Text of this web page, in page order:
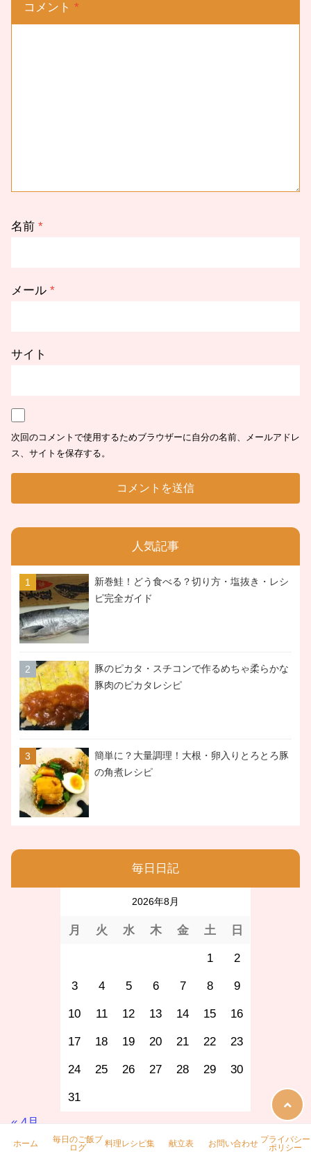
コメント *
名前 *
メール *
サイト
次回のコメントで使用するためブラウザーに自分の名前、メールアドレ
ス、サイトを保存する。
人気記事
新巻鮭！どう食べる？切り方・塩抜き・レシ
ピ完全ガイド
豚のピカタ・スチコンで作るめちゃ柔らかな
豚肉のピカタレシピ
簡単に？大量調理！大根・卵入りとろとろ豚
の角煮レシピ
毎日日記
2026年8月
月 火 水 木 金 土 日
1 2
3 4 5 6 7 8 9
10 11 12 13 14 15 16
17 18 19 20 21 22 23
24 25 26 27 28 29 30
31
« 4月
ホーム
毎日のご飯ブ
ログ
料理レシピ集 献立表 お問い合わせ プライバシー
ポリシー